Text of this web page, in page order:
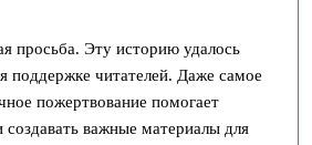
просьба. Эту историю удалось
поддержке читателей. Даже самое
пожертвование помогает
создавать важные материалы для